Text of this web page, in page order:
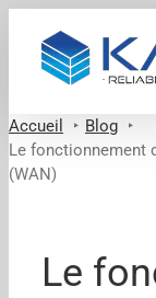
contenu
Accueil
Blog
Le fonctionnement
(WAN)
Le